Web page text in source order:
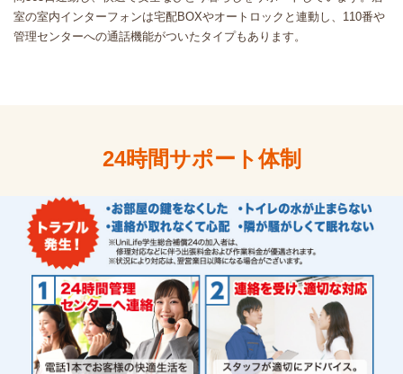
室の室内インターフォンは宅配BOXやオートロックと連動し、110番や
管理センターへの通話機能がついたタイプもあります。
24時間サポート体制